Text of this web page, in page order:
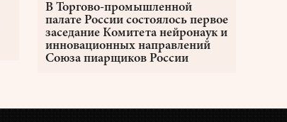
В Торгово-промышленной
палате России состоялось первое
заседание Комитета нейронаук и
инновационных направлений
Союза пиарщиков России